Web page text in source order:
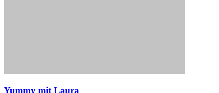
Yummy mit Laura